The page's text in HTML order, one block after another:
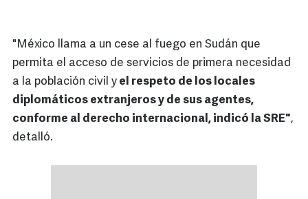
"México llama a un cese al fuego en Sudán que
permita el acceso de servicios de primera necesidad
a la población civil y el respeto de los locales
diplomáticos extranjeros y de sus agentes,
conforme al derecho internacional, indicó la SRE",
detalló.